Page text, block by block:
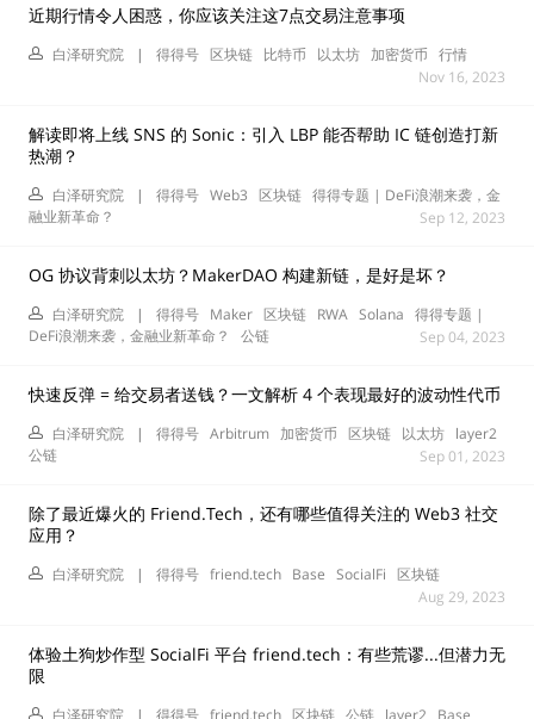
近期行情令人困惑，你应该关注这7点交易注意事项
白泽研究院 | 得得号 区块链 比特币 以太坊 加密货币 行情
Nov 16, 2023
解读即将上线 SNS 的 Sonic：引入 LBP 能否帮助 IC 链创造打新
热潮？
白泽研究院 | 得得号 Web3 区块链 得得专题 | DeFi浪潮来袭，金
融业新革命？
Sep 12, 2023
OG 协议背刺以太坊？MakerDAO 构建新链，是好是坏？
白泽研究院 | 得得号 Maker 区块链 RWA Solana 得得专题 |
DeFi浪潮来袭，金融业新革命？
公链 Sep 04, 2023
快速反弹 = 给交易者送钱？一文解析 4 个表现最好的波动性代币
白泽研究院 | 得得号 Arbitrum 加密货币 区块链 以太坊 layer2
公链
Sep 01, 2023
除了最近爆火的 Friend.Tech，还有哪些值得关注的 Web3 社交
应用？
白泽研究院 | 得得号 friend.tech Base SocialFi 区块链
Aug 29, 2023
体验土狗炒作型 SocialFi 平台 friend.tech：有些荒谬...但潜力无
限
白泽研究院 | 得得号 friend.tech 区块链 公链 layer2 Base